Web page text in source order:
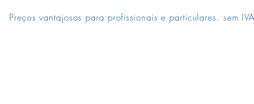
Preços vantajosos para profissionais e particulares. sem